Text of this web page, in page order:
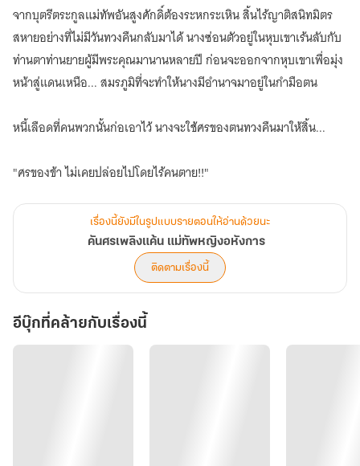
หญิง
อหังการ
จากบุตรีตระกูลแม่ทัพอันสูงศักดิ์ต้องระหกระเหิน สิ้นไร้ญาติสนิทมิตร
สหายอย่างที่ไม่มีวันทวงคืนกลับมาได้ นางซ่อนตัวอยู่ในหุบเขาเร้นลับกับ
ท่านตาท่านยายผู้มีพระคุณมานานหลายปี ก่อนจะออกจากหุบเขาเพื่อมุ่ง
หน้าสู่แดนเหนือ... สมรภูมิที่จะทำให้นางมีอำนาจมาอยู่ในกำมือตน
หนี้เลือดที่คนพวกนั้นก่อเอาไว้ นางจะใช้ศรของตนทวงคืนมาให้สิ้น...
"ศรของข้า ไม่เคยปล่อยไปโดยไร้คนตาย!!"
เรื่องนี้ยังมีในรูปแบบรายตอนให้อ่านด้วยนะ
คันศรเพลิงแค้น แม่ทัพหญิงอหังการ
ติดตามเรื่องนี้
อีบุ๊กที่คล้ายกับเรื่องนี้